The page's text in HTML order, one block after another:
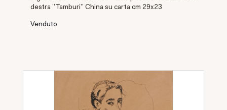
destra "Tamburi" China su carta cm 29x23
Venduto